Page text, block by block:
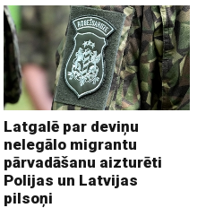
Latgalē par deviņu
nelegālo migrantu
pārvadāšanu aizturēti
Polijas un Latvijas
pilsoņi